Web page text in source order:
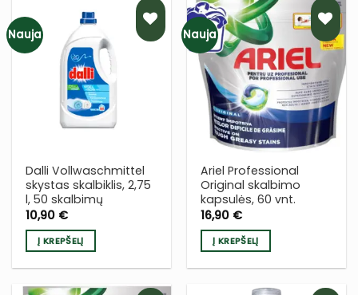
Nauja
Dalli Vollwaschmittel
skystas skalbiklis, 2,75
l, 50 skalbimų
10,90 €
Į KREPŠELĮ
Nauja
PRIDĖTI
Į NORŲ
SĄRAŠĄ
Ariel Professional
Original skalbimo
kapsulės, 60 vnt.
16,90 €
Į KREPŠELĮ